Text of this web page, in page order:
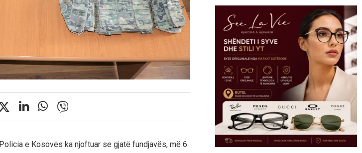
Policia e Kosovës ka njoftuar se gjatë fundjavës, më 6